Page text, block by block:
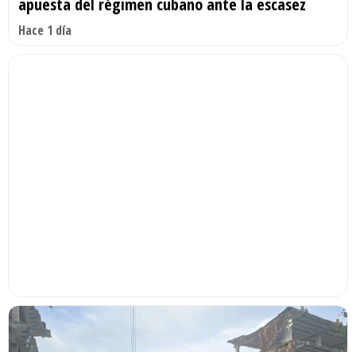
apuesta del régimen cubano ante la escasez
Hace 1 día